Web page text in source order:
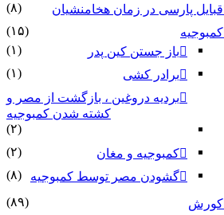
قبایل پارسی در زمان هخامنشیان
(۸)
کمبوجیه
(۱۵)
باز جستن کین پدر
(۱)
برادر کشی
(۱)
بردیه دروغین ، بازگشت از مصر و
کشته شدن کمبوجیه
(۲)
کمبوجیه و مغان
(۲)
گشودن مصر توسط کمبوجیه
(۸)
کورش
(۸۹)